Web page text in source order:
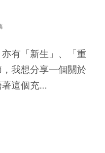
有「新生」、「重
我想分享一個關於
這個充...